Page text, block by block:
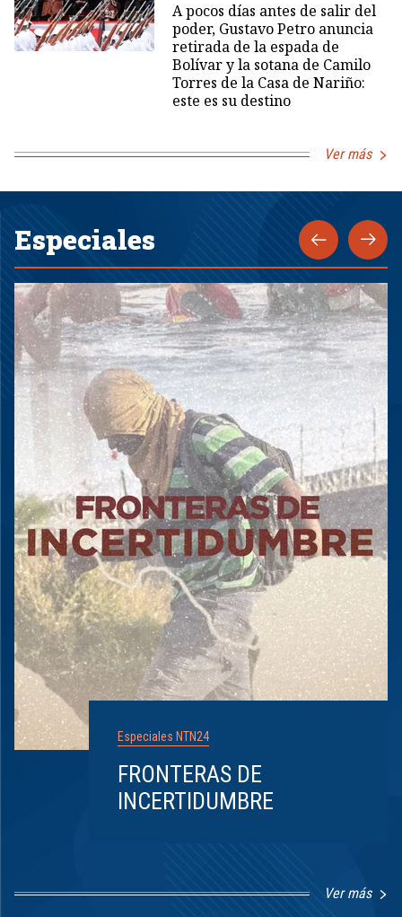
A pocos días antes de salir del
poder, Gustavo Petro anuncia
retirada de la espada de
Bolívar y la sotana de Camilo
Torres de la Casa de Nariño:
este es su destino
Ver más
Especiales
Especiales NTN24
FRONTERAS DE
INCERTIDUMBRE
Ver más